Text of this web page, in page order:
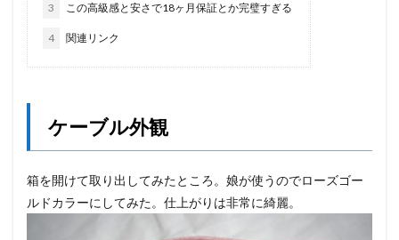
3 この高級感と安さで18ヶ月保証とか完璧すぎる
4 関連リンク
ケーブル外観
箱を開けて取り出してみたところ。娘が使うのでローズゴー
ルドカラーにしてみた。仕上がりは非常に綺麗。